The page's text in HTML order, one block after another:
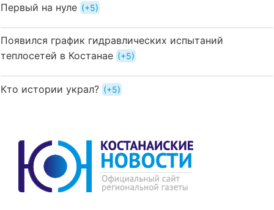
Первый на нуле +5
Появился график гидравлических испытаний
теплосетей в Костанае
+5
Кто истории украл? +5